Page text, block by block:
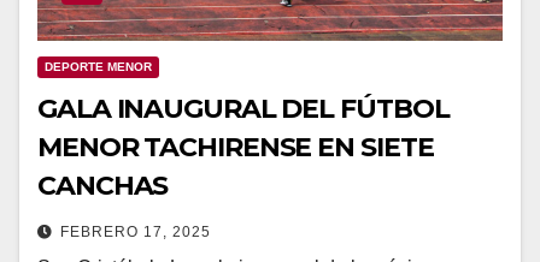
DEPORTE MENOR
GALA INAUGURAL DEL FÚTBOL
MENOR TACHIRENSE EN SIETE
CANCHAS
FEBRERO 17, 2025